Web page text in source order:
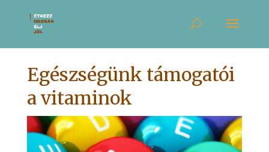
Egészségünk támogatói
a vitaminok